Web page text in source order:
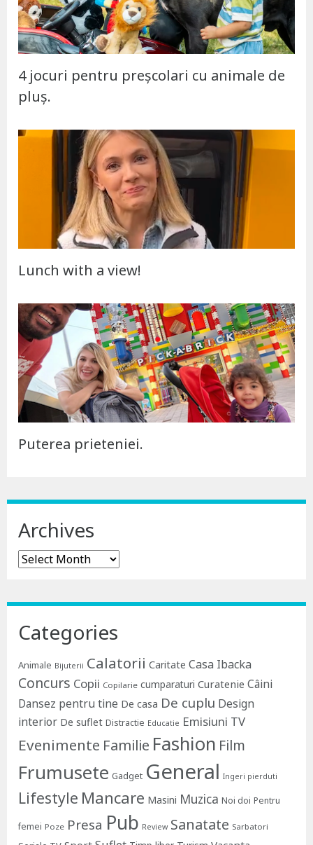
4 jocuri pentru preșcolari cu animale de
pluș.
Lunch with a view!
Puterea prieteniei.
Archives
Archives
Categories
Animale Bijuterii Calatorii Caritate Casa Ibacka
Concurs Copii Copilarie cumparaturi Curatenie Câini
Dansez pentru tine De casa De cuplu Design
interior De suflet Distractie Educatie Emisiuni TV
Evenimente Familie Fashion Film
Frumusete Gadget General Ingeri pierduti
Lifestyle Mancare Masini Muzica Noi doi Pentru
femei Poze Presa Pub Review Sanatate Sarbatori